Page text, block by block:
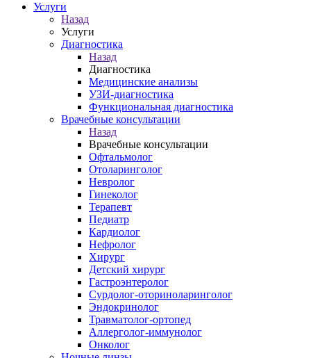
Услуги
Назад
Услуги
Диагностика
Назад
Диагностика
Медицинские анализы
УЗИ-диагностика
Функциональная диагностика
Врачебные консультации
Назад
Врачебные консультации
Офтальмолог
Отоларинголог
Невролог
Гинеколог
Терапевт
Педиатр
Кардиолог
Нефролог
Хирург
Детский хирург
Гастроэнтеролог
Сурдолог-оториноларинголог
Эндокринолог
Травматолог-ортопед
Аллерголог-иммунолог
Онколог